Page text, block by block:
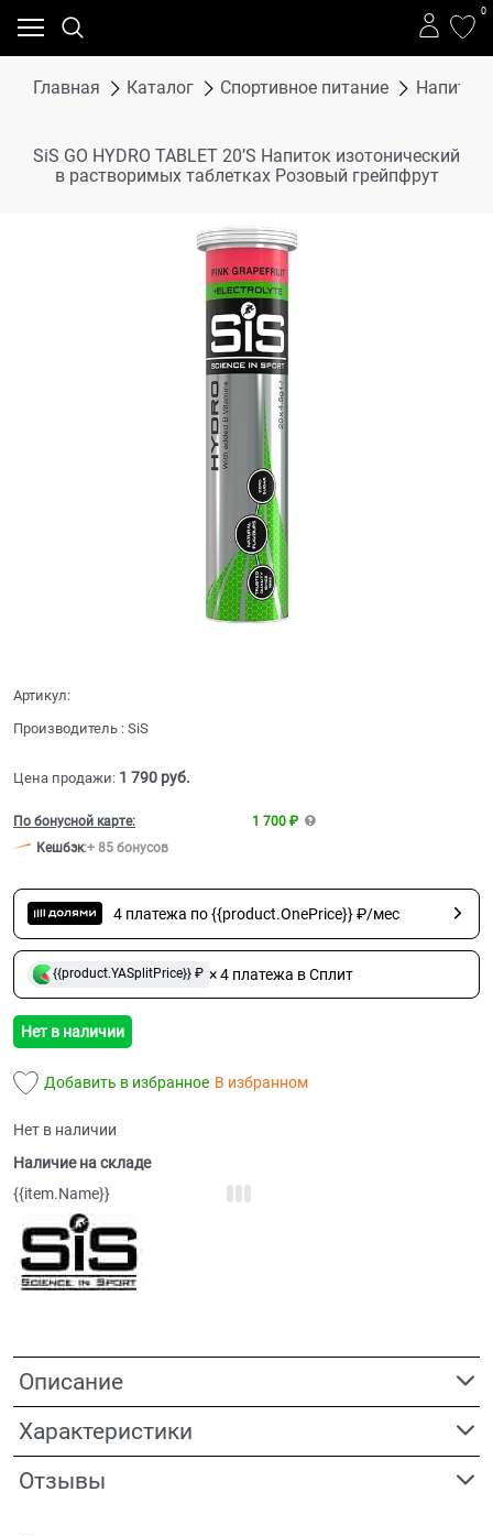
0
Главная Каталог Спортивное питание Напитки
SiS GO HYDRO TABLET 20’S Напиток изотонический
в растворимых таблетках Розовый грейпфрут
Артикул:
Производитель : SiS
Цена продажи: 1 790 руб.
По бонусной карте:
1 700 ₽
Кешбэк:+ 85 бонусов
4 платежа по {{product.OnePrice}} ₽/мес
{{product.YASplitPrice}} ₽ × 4 платежа в Сплит
Нет в наличии
Добавить в избранное В избранном
Нет в наличии
Наличие на складе
{{item.Name}}
Описание
Характеристики
Отзывы